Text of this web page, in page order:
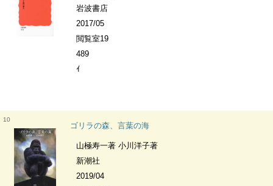
岩波書店
2017/05
閲覧室19
489
ｲ
10
ゴリラの森、言葉の海
山極寿一著 小川洋子著
新潮社
2019/04